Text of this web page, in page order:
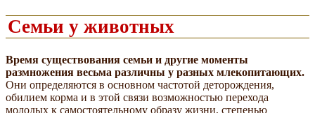
Семьи у животных
Время существования семьи и другие моменты
размножения весьма различны у разных млекопитающих.
Они определяются в основном частотой деторождения,
обилием корма и в этой связи возможностью перехода
молодых к самостоятельному образу жизни, степенью